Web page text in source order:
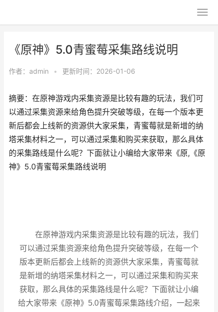
《原神》5.0青蜜莓采集路线说明
作者： admin • 更新时间：2026-01-06
摘要：在原神游戏内采集资源是比较有趣的玩法，我们可
以通过采集资源来给角色提升突破等级，在每一个版本更
新后都会上线新的资源供大家采集，青蜜莓就是新增的纳
塔采集材料之一，可以通过采集和购买来获取，那么具体
的采集路线是什么呢？下面就让小编给大家带来《原,《原
神》5.0青蜜莓采集路线说明
在原神游戏内采集资源是比较有趣的玩法，我们
可以通过采集资源来给角色提升突破等级，在每一个
版本更新后都会上线新的资源供大家采集，青蜜莓就
是新增的纳塔采集材料之一，可以通过采集和购买来
获取，那么具体的采集路线是什么呢？下面就让小编
给大家带来《原神》5.0青蜜莓采集路线介绍，一起来